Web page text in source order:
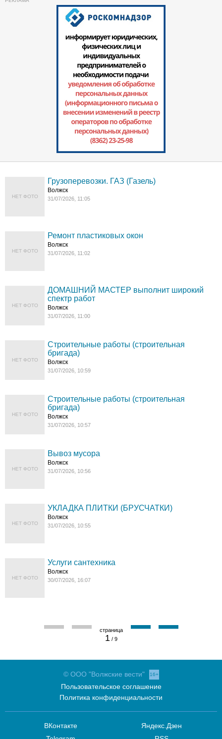
НЕТ ФОТО
Грузоперевозки. ГАЗ (Газель)
Волжск
31/07/2026, 11:05
НЕТ ФОТО
Ремонт пластиковых окон
Волжск
31/07/2026, 11:02
НЕТ ФОТО
ДОМАШНИЙ МАСТЕР выполнит широкий
спектр работ
Волжск
31/07/2026, 11:00
НЕТ ФОТО
Строительные работы (строительная
бригада)
Волжск
31/07/2026, 10:59
НЕТ ФОТО
Строительные работы (строительная
бригада)
Волжск
31/07/2026, 10:57
НЕТ ФОТО
Вывоз мусора
Волжск
31/07/2026, 10:56
НЕТ ФОТО
УКЛАДКА ПЛИТКИ (БРУСЧАТКИ)
Волжск
31/07/2026, 10:55
НЕТ ФОТО
Услуги сантехника
Волжск
30/07/2026, 16:07
1 / 9
© ООО "Волжские вести" 16+
Пользовательское соглашение
Политика конфиденциальности
ВКонтакте
Яндекс.Дзен